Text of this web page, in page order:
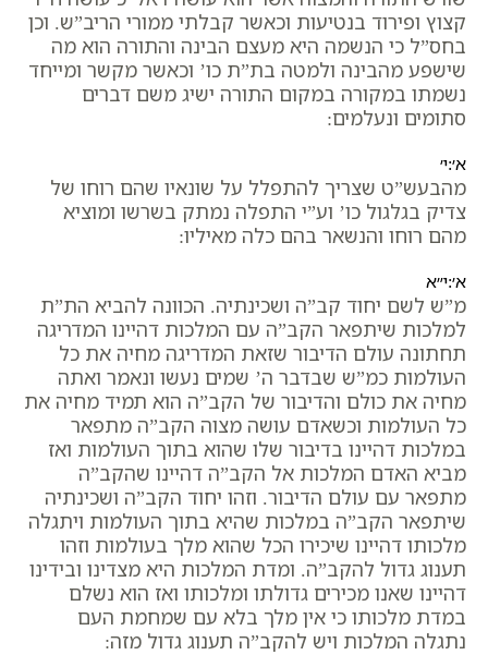
קצוץ ופירוד בנטיעות וכאשר קבלתי ממורי הריב”ש. וכן
בחס”ל כי הנשמה היא מעצם הבינה והתורה הוא מה
שישפע מהבינה ולמטה בת”ת כו’ וכאשר מקשר ומייחד
נשמתו במקורה במקום התורה ישיג משם דברים
סתומים ונעלמים:
א׳:י׳
מהבעש”ט שצריך להתפלל על שונאיו שהם רוחו של
צדיק בגלגול כו’ וע”י התפלה נמתק בשרשו ומוציא
מהם רוחו והנשאר בהם כלה מאיליו:
א׳:י״א
מ”ש לשם יחוד קב”ה ושכינתיה. הכוונה להביא הת”ת
למלכות שיתפאר הקב”ה עם המלכות דהיינו המדריגה
תחתונה עולם הדיבור שזאת המדריגה מחיה את כל
העולמות כמ”ש שבדבר ה’ שמים נעשו ונאמר ואתה
מחיה את כולם והדיבור של הקב”ה הוא תמיד מחיה את
כל העולמות וכשאדם עושה מצוה הקב”ה מתפאר
במלכות דהיינו בדיבור שלו שהוא בתוך העולמות ואז
מביא האדם המלכות אל הקב”ה דהיינו שהקב”ה
מתפאר עם עולם הדיבור. וזהו יחוד הקב”ה ושכינתיה
שיתפאר הקב”ה במלכות שהיא בתוך העולמות ויתגלה
מלכותו דהיינו שיכירו הכל שהוא מלך בעולמות וזהו
תענוג גדול להקב”ה. ומדת המלכות היא מצדינו ובידינו
דהיינו שאנו מכירים גדולתו ומלכותו ואז הוא נשלם
במדת מלכותו כי אין מלך בלא עם שמחמת העם
נתגלה המלכות ויש להקב”ה תענוג גדול מזה: